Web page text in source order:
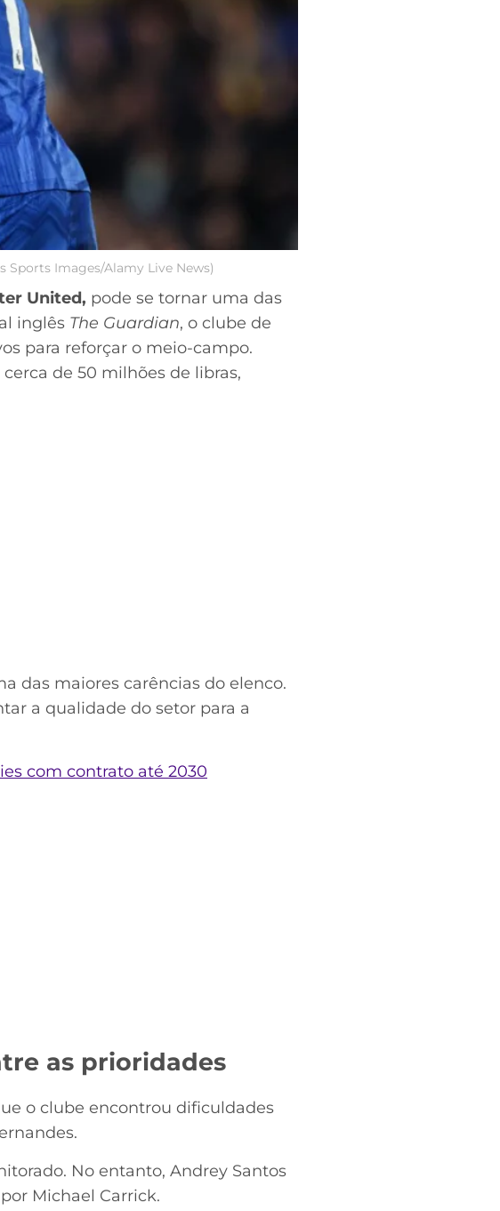
Sports Images/Alamy Live News)
United, pode se tornar uma das
inglês The Guardian, o clube de
para reforçar o meio-campo.
de 50 milhões de libras,
das maiores carências do elenco.
a qualidade do setor para a
com contrato até 2030
as prioridades
o clube encontrou dificuldades
No entanto, Andrey Santos
Michael Carrick.